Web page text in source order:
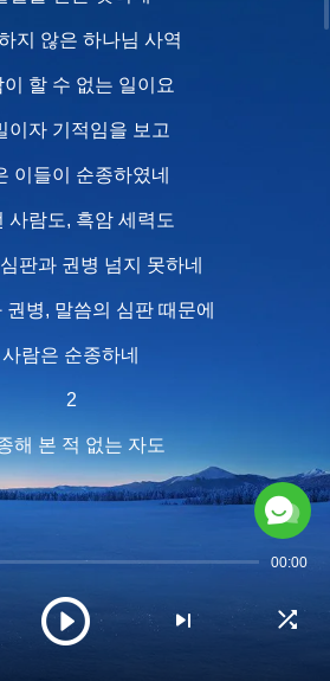
지 않은 하나님 사역
이 할 수 없는 일이요
이자 기적임을 보고
이들이 순종하였네
사람도, 흑암 세력도
판과 권병 넘지 못하네
권병, 말씀의 심판 때문에
사람은 순종하네
2
해 본 적 없는 자도
고 그에게 승복하네
신은 평범해 보이지만
00:00